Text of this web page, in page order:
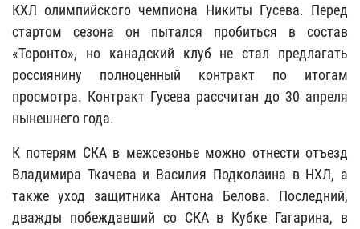
КХЛ олимпийского чемпиона Никиты Гусева. Перед
стартом сезона он пытался пробиться в состав
«Торонто», но канадский клуб не стал предлагать
россиянину полноценный контракт по итогам
просмотра. Контракт Гусева рассчитан до 30 апреля
нынешнего года.
К потерям СКА в межсезонье можно отнести отъезд
Владимира Ткачева и Василия Подколзина в НХЛ, а
также уход защитника Антона Белова. Последний,
дважды побеждавший со СКА в Кубке Гагарина, в